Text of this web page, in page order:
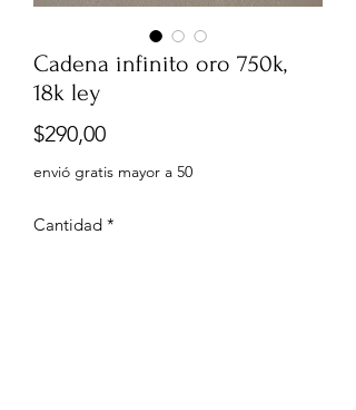
Cadena infinito oro 750k,
18k ley
$290,00Precio
envió gratis mayor a 50
Cantidad *